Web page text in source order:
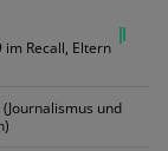
im Recall, Eltern
und